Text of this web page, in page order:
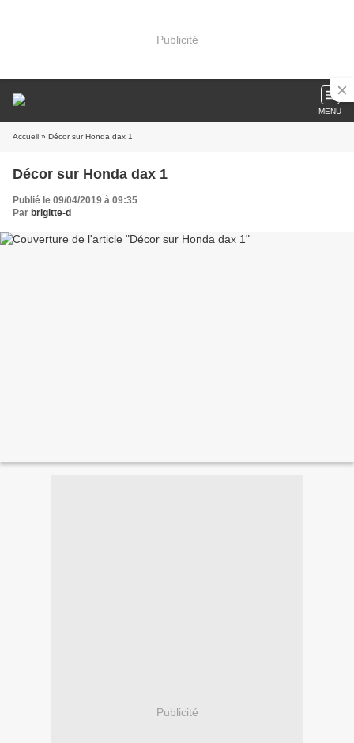
Publicité
MENU
Accueil » Décor sur Honda dax 1
Décor sur Honda dax 1
Publié le 09/04/2019 à 09:35
Par brigitte-d
Publicité